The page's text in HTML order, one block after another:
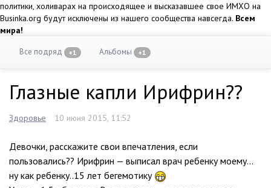
политики, холиварах на происходящее и высказавшее свое ИМХО на
Businka.org будут исключены из нашего сообщества навсегда. Всем
мира!
Все подряд +1 Альбомы +1
Глазные капли Ирифрин??
Здоровье 10 июня 2015, 11:52
Девочки, расскажите свои впечатления, если
пользовались?? Ирифрин — выписал врач ребенку моему…
ну как ребенку..15 лет бегемотику